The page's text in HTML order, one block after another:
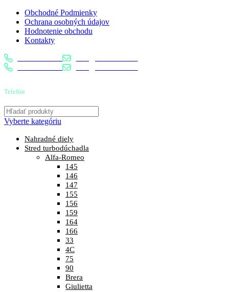
Obchodné Podmienky
Ochrana osobných údajov
Hodnotenie obchodu
Kontakty
0904 400 399
0904 400 399
Telefón
Vyberte kategóriu
Nahradné diely
Stred turbodúchadla
Alfa-Romeo
145
146
147
155
156
159
164
166
33
4C
75
90
Brera
Giulietta